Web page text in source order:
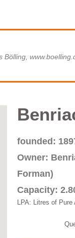
Bölling,
founded:
Owner:
Forman)
Capacity:
LPA: Litres of Pure